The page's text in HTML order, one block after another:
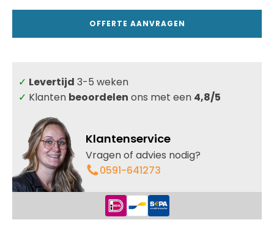
-
dichte
deur
OFFERTE AANVRAGEN
✓ Levertijd 3-5 weken
✓ Klanten beoordelen ons met een 4,8/5
Klantenservice
Vragen of advies nodig?
0591-641273